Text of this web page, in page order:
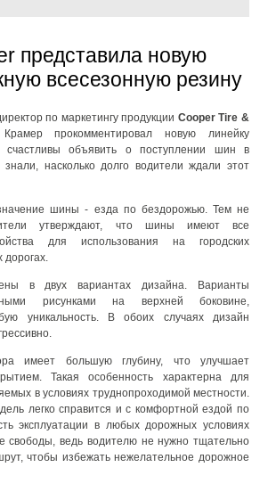
представила новую
всесезонную резину
по маркетингу продукции Cooper Tire &
прокомментировал новую линейку
объявить о поступлении шин в
насколько долго водители ждали этот
шины - езда по бездорожью. Тем не
утверждают, что шины имеют все
для использования на городских
дорогах.
в двух вариантах дизайна. Варианты
рисунками на верхней боковине,
уникальность. В обоих случаях дизайн
имеет большую глубину, что улучшает
Такая особенность характерна для
в условиях труднопроходимой местности.
легко справится и с комфортной ездой по
эксплуатации в любых дорожных условиях
свободы, ведь водителю не нужно тщательно
чтобы избежать нежелательное дорожное